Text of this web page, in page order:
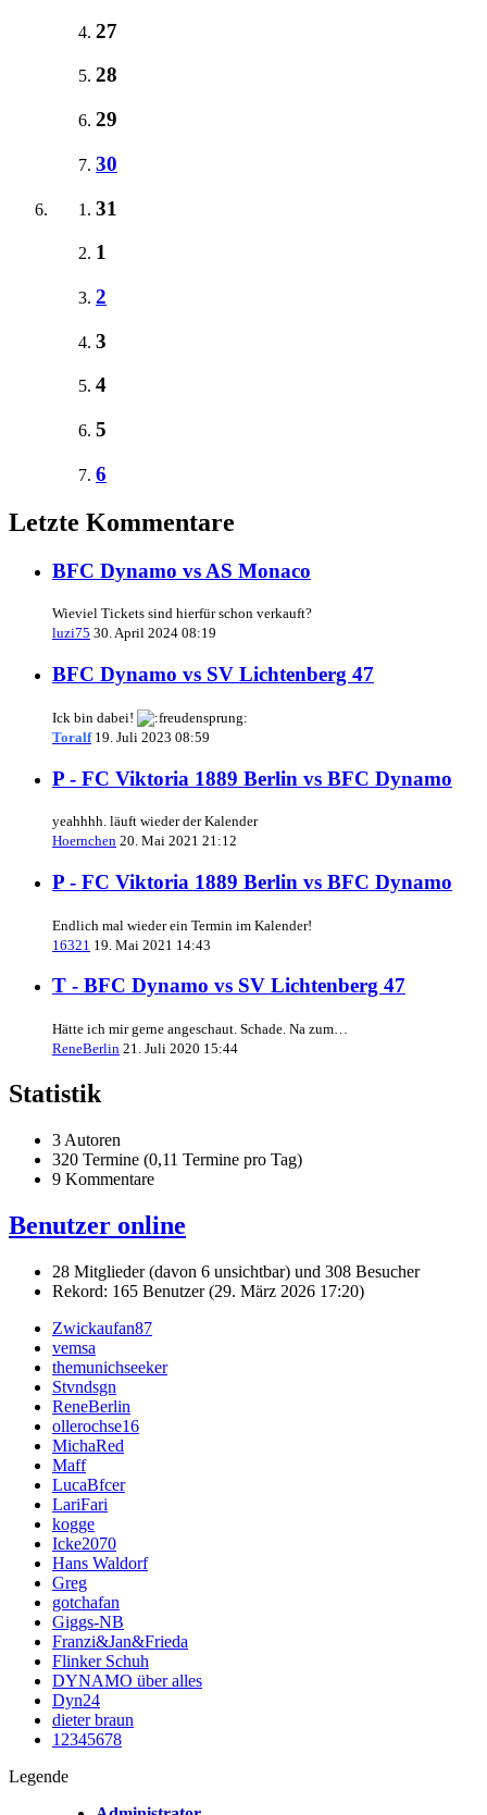
27
28
29
30
31
1
2
3
4
5
6
Letzte Kommentare
BFC Dynamo vs AS Monaco
Wieviel Tickets sind hierfür schon verkauft?
luzi75 30. April 2024 08:19
BFC Dynamo vs SV Lichtenberg 47
Ick bin dabei!
Toralf 19. Juli 2023 08:59
P - FC Viktoria 1889 Berlin vs BFC Dynamo
yeahhhh. läuft wieder der Kalender
Hoernchen 20. Mai 2021 21:12
P - FC Viktoria 1889 Berlin vs BFC Dynamo
Endlich mal wieder ein Termin im Kalender!
16321 19. Mai 2021 14:43
T - BFC Dynamo vs SV Lichtenberg 47
Hätte ich mir gerne angeschaut. Schade. Na zum…
ReneBerlin 21. Juli 2020 15:44
Statistik
3 Autoren
320 Termine (0,11 Termine pro Tag)
9 Kommentare
Benutzer online
28 Mitglieder (davon 6 unsichtbar) und 308 Besucher
Rekord: 165 Benutzer (29. März 2026 17:20)
Zwickaufan87
vemsa
themunichseeker
Stvndsgn
ReneBerlin
ollerochse16
MichaRed
Maff
LucaBfcer
LariFari
kogge
Icke2070
Hans Waldorf
Greg
gotchafan
Giggs-NB
Franzi&Jan&Frieda
Flinker Schuh
DYNAMO über alles
Dyn24
dieter braun
12345678
Legende